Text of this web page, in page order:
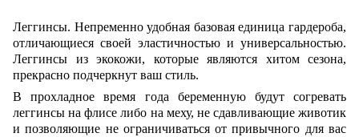
Леггинсы. Непременно удобная базовая единица гардероба,
отличающиеся своей эластичностью и универсальностью.
Леггинсы из экокожи, которые являются хитом сезона,
прекрасно подчеркнут ваш стиль.
В прохладное время года беременную будут согревать
леггинсы на флисе либо на меху, не сдавливающие животик
и позволяющие не ограничиваться от привычного для вас